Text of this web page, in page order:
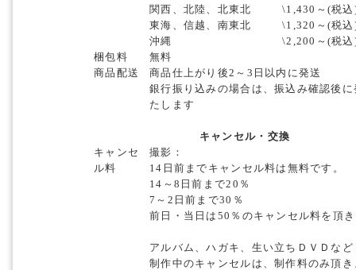
関西、北陸、北東北
\1,430～(税
東海、信越、南東北
\1,320～(税
沖縄
\2,200～(税
梱包料
無料
商品配送
商品仕上がり後2～3日以内に発送
銀行振り込みの場合は、振込み確認後に
たします
キャンセル・交換
キャンセ
ル料
撮影：
14日前までキャンセル料は無料です。
14～8日前まで20％
7～2日前まで30％
前日・当日は50％のキャンセル料を頂
アルバム、ハガキ、生い立ちＤＶＤなど
制作中のキャンセルは、制作料のみ頂き